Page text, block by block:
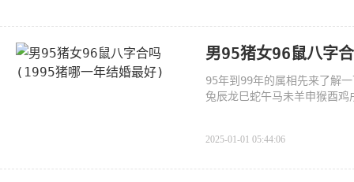
男95猪女96鼠八字
95年到99年的属相先来了解
兔辰龙巳蛇午马未羊申猴酉
2025-01-01 05:44:06